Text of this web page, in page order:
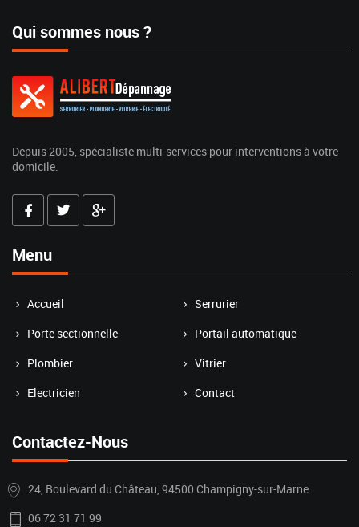
Qui sommes nous ?
Depuis 2005, spécialiste multi-services pour interventions à votre
domicile.
Menu
Accueil
Serrurier
Porte sectionnelle
Portail automatique
Plombier
Vitrier
Electricien
Contact
Contactez-Nous
24, Boulevard du Château, 94500 Champigny-sur-Marne
06 72 31 71 99